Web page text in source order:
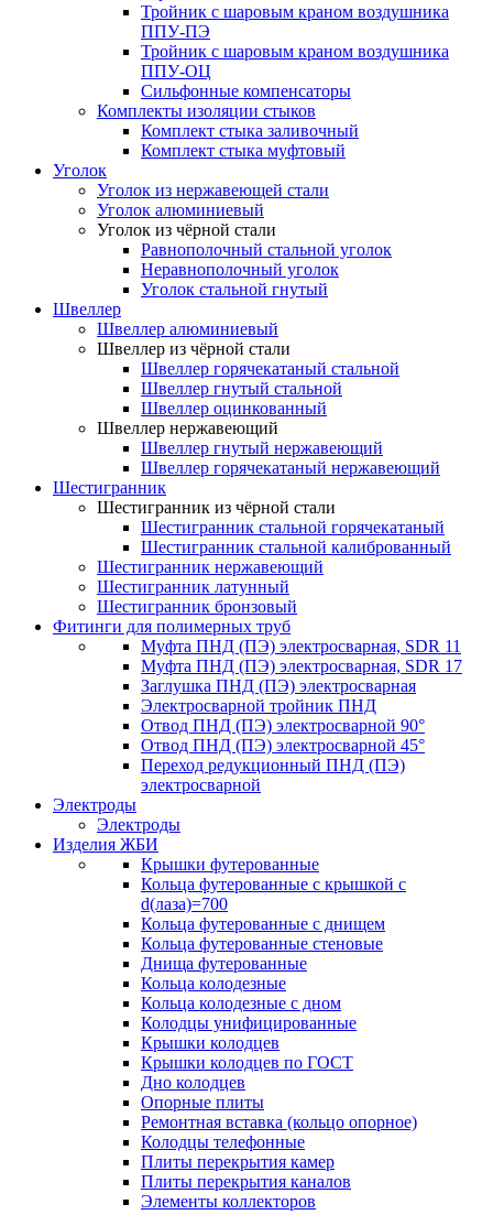
Тройник с шаровым краном воздушника
ППУ-ПЭ
Тройник с шаровым краном воздушника
ППУ-ОЦ
Сильфонные компенсаторы
Комплекты изоляции стыков
Комплект стыка заливочный
Комплект стыка муфтовый
Уголок
Уголок из нержавеющей стали
Уголок алюминиевый
Уголок из чёрной стали
Равнополочный стальной уголок
Неравнополочный уголок
Уголок стальной гнутый
Швеллер
Швеллер алюминиевый
Швеллер из чёрной стали
Швеллер горячекатаный стальной
Швеллер гнутый стальной
Швеллер оцинкованный
Швеллер нержавеющий
Швеллер гнутый нержавеющий
Швеллер горячекатаный нержавеющий
Шестигранник
Шестигранник из чёрной стали
Шестигранник стальной горячекатаный
Шестигранник стальной калиброванный
Шестигранник нержавеющий
Шестигранник латунный
Шестигранник бронзовый
Фитинги для полимерных труб
Муфта ПНД (ПЭ) электросварная, SDR 11
Муфта ПНД (ПЭ) электросварная, SDR 17
Заглушка ПНД (ПЭ) электросварная
Электросварной тройник ПНД
Отвод ПНД (ПЭ) электросварной 90°
Отвод ПНД (ПЭ) электросварной 45°
Переход редукционный ПНД (ПЭ)
электросварной
Электроды
Электроды
Изделия ЖБИ
Крышки футерованные
Кольца футерованные с крышкой с
d(лаза)=700
Кольца футерованные с днищем
Кольца футерованные стеновые
Днища футерованные
Кольца колодезные
Кольца колодезные с дном
Колодцы унифицированные
Крышки колодцев
Крышки колодцев по ГОСТ
Дно колодцев
Опорные плиты
Ремонтная вставка (кольцо опорное)
Колодцы телефонные
Плиты перекрытия камер
Плиты перекрытия каналов
Элементы коллекторов